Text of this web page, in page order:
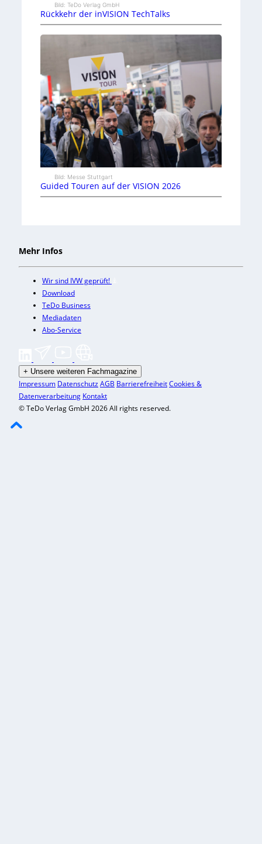
Bild: TeDo Verlag GmbH
Rückkehr der inVISION TechTalks
Bild: Messe Stuttgart
Guided Touren auf der VISION 2026
Mehr Infos
Wir sind IVW geprüft!
Download
TeDo Business
Mediadaten
Abo-Service
+ Unsere weiteren Fachmagazine
Impressum DatenschutzAGB BarrierefreiheitCookies &
Datenverarbeitung Kontakt
© TeDo Verlag GmbH 2026 All rights reserved.